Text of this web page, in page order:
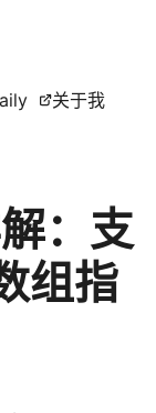
关于我
：支
组指